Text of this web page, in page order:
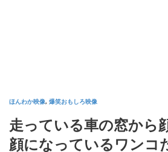
ほんわか映像, 爆笑おもしろ映像
走っている車の窓から
顔になっているワンコ